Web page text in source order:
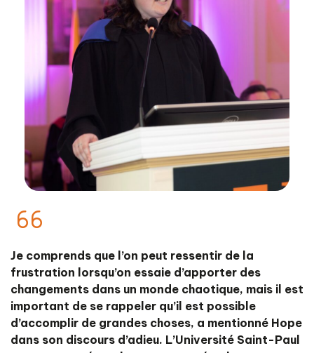
Je comprends que l’on peut ressentir de la
frustration lorsqu’on essaie d’apporter des
changements dans un monde chaotique, mais il est
important de se rappeler qu’il est possible
d’accomplir de grandes choses, a mentionné Hope
dans son discours d’adieu. L’Université Saint-Paul